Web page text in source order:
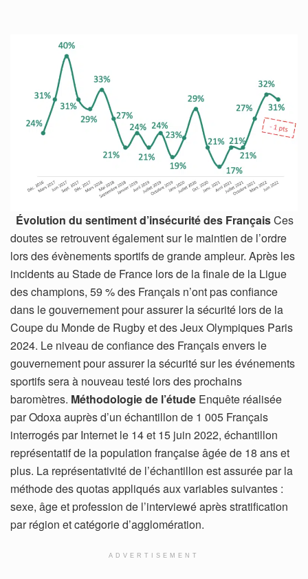
Évolution du sentiment d’insécurité des FrançaisCes
doutes se retrouvent également sur le maintien de l’ordre
lors des évènements sportifs de grande ampleur. Après les
incidents au Stade de France lors de la finale de la Ligue
des champions, 59 % des Français n’ont pas confiance
dans le gouvernement pour assurer la sécurité lors de la
Coupe du Monde de Rugby et des Jeux Olympiques Paris
2024. Le niveau de confiance des Français envers le
gouvernement pour assurer la sécurité sur les événements
sportifs sera à nouveau testé lors des prochains
baromètres. Méthodologie de l’étude Enquête réalisée
par Odoxa auprès d’un échantillon de 1 005 Français
interrogés par Internet le 14 et 15 juin 2022, échantillon
représentatif de la population française âgée de 18 ans et
plus. La représentativité de l’échantillon est assurée par la
méthode des quotas appliqués aux variables suivantes :
sexe, âge et profession de l’interviewé après stratification
par région et catégorie d’agglomération.
ADVERTISEMENT